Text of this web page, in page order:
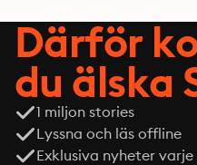
Därför
du älska
1 miljon stories
Lyssna och läs offline
Exklusiva nyheter varje